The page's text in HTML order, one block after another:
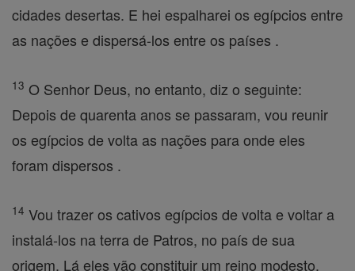
cidades desertas. E hei espalharei os egípcios entre
as nações e dispersá-los entre os países .
13 O Senhor Deus, no entanto, diz o seguinte:
Depois de quarenta anos se passaram, vou reunir
os egípcios de volta as nações para onde eles
foram dispersos .
14 Vou trazer os cativos egípcios de volta e voltar a
instalá-los na terra de Patros, no país de sua
origem. Lá eles vão constituir um reino modesto.